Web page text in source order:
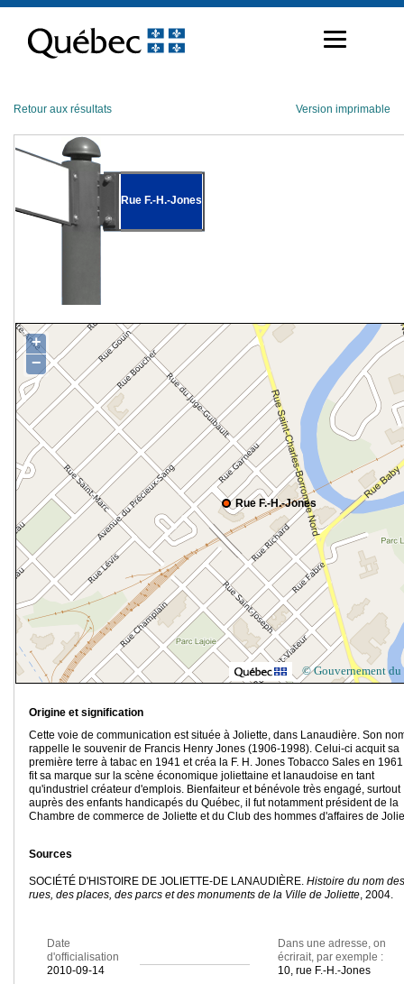
contenu
Retour aux résultats Version imprimable
Rue F.-H.-Jones
Rue F.-H.-Jones
+
−
© Gouvernement du
Origine et signification
Cette voie de communication est située à Joliette, dans Lanaudière. Son
rappelle le souvenir de Francis Henry Jones (1906-1998). Celui-ci acquit sa
première terre à tabac en 1941 et créa la F. H. Jones Tobacco Sales en
fit sa marque sur la scène économique joliettaine et lanaudoise en tant
qu'industriel créateur d'emplois. Bienfaiteur et bénévole très engagé, surtout
auprès des enfants handicapés du Québec, il fut notamment président de la
Chambre de commerce de Joliette et du Club des hommes d'affaires de
Sources
SOCIÉTÉ D'HISTOIRE DE JOLIETTE-DE LANAUDIÈRE. Histoire du nom des
rues, des places, des parcs et des monuments de la Ville de Joliette, 2004.
Date
d'officialisation
2010-09-14
Dans une adresse, on
écrirait, par exemple :
10, rue F.-H.-Jones